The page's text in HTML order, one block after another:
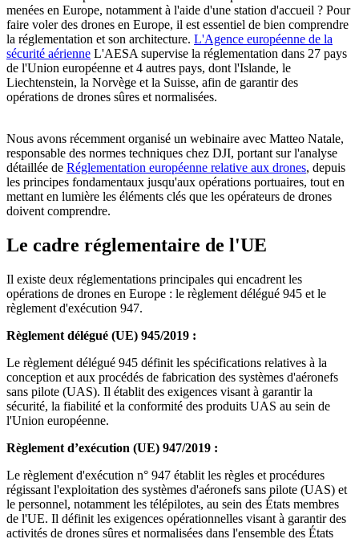
menées en Europe, notamment à l'aide d'une station d'accueil ? Pour
faire voler des drones en Europe, il est essentiel de bien comprendre
la réglementation et son architecture. L'Agence européenne de la
sécurité aérienne L'AESA supervise la réglementation dans 27 pays
de l'Union européenne et 4 autres pays, dont l'Islande, le
Liechtenstein, la Norvège et la Suisse, afin de garantir des
opérations de drones sûres et normalisées.
Nous avons récemment organisé un webinaire avec Matteo Natale,
responsable des normes techniques chez DJI, portant sur l'analyse
détaillée de Réglementation européenne relative aux drones, depuis
les principes fondamentaux jusqu'aux opérations portuaires, tout en
mettant en lumière les éléments clés que les opérateurs de drones
doivent comprendre.
Le cadre réglementaire de l'UE
Il existe deux réglementations principales qui encadrent les
opérations de drones en Europe : le règlement délégué 945 et le
règlement d'exécution 947.
Règlement délégué (UE) 945/2019 :
Le règlement délégué 945 définit les spécifications relatives à la
conception et aux procédés de fabrication des systèmes d'aéronefs
sans pilote (UAS). Il établit des exigences visant à garantir la
sécurité, la fiabilité et la conformité des produits UAS au sein de
l'Union européenne.
Règlement d’exécution (UE) 947/2019 :
Le règlement d'exécution n° 947 établit les règles et procédures
régissant l'exploitation des systèmes d'aéronefs sans pilote (UAS) et
le personnel, notamment les télépilotes, au sein des États membres
de l'UE. Il définit les exigences opérationnelles visant à garantir des
activités de drones sûres et normalisées dans l'ensemble des États